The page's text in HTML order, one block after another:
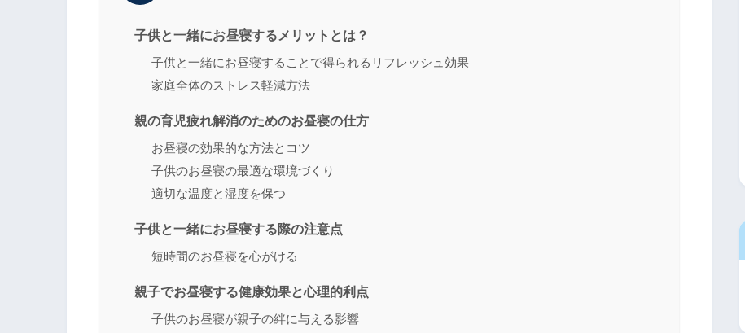
子供と一緒にお昼寝するメリットとは？
子供と一緒にお昼寝することで得られるリフレッシュ効果
家庭全体のストレス軽減方法
親の育児疲れ解消のためのお昼寝の仕方
お昼寝の効果的な方法とコツ
子供のお昼寝の最適な環境づくり
適切な温度と湿度を保つ
子供と一緒にお昼寝する際の注意点
短時間のお昼寝を心がける
親子でお昼寝する健康効果と心理的利点
子供のお昼寝が親子の絆に与える影響